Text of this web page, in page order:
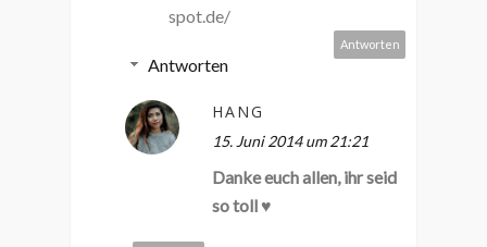
spot.de/
Antworten
Antworten
HANG
15. Juni 2014 um 21:21
Danke euch allen, ihr seid
so toll ♥